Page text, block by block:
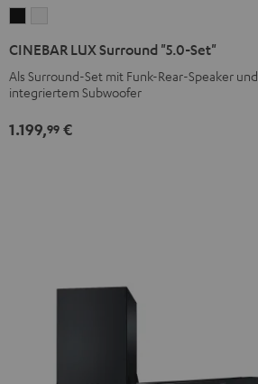
Surround
"5.0-
Set"
Schwarz
Surround
"5.0-
Weiß
CINEBAR LUX Surround "5.0-Set"
Als Surround-Set mit Funk-Rear-Speaker und
integriertem Subwoofer
1.199,99 €